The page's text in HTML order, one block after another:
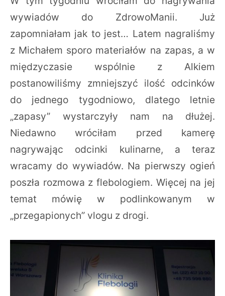
wywiadów do ZdrowoManii. Już
zapomniałam jak to jest… Latem nagraliśmy
z Michałem sporo materiałów na zapas, a w
międzyczasie wspólnie z Alkiem
postanowiliśmy zmniejszyć ilość odcinków
do jednego tygodniowo, dlatego letnie
„zapasy” wystarczyły nam na dłużej.
Niedawno wróciłam przed kamerę
nagrywając odcinki kulinarne, a teraz
wracamy do wywiadów. Na pierwszy ogień
poszła rozmowa z flebologiem. Więcej na jej
temat mówię w podlinkowanym w
„przegapionych” vlogu z drogi.